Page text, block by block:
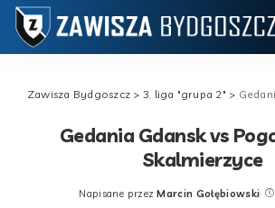
Zawisza Bydgoszcz > 3. liga "grupa 2" > Gedania
Gedania Gdansk vs
Skalmierzyce
Posted
Napisane przez Marcin Gołębiowski